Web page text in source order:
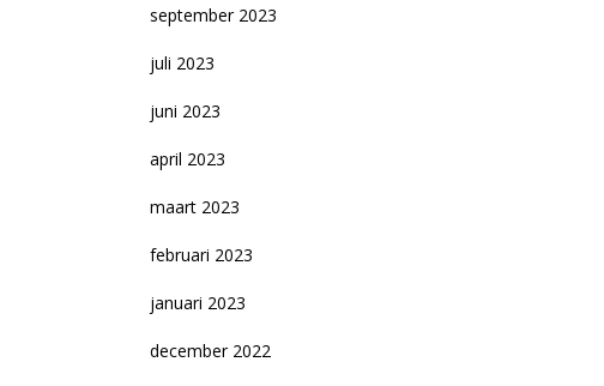
september 2023
juli 2023
juni 2023
april 2023
maart 2023
februari 2023
januari 2023
december 2022